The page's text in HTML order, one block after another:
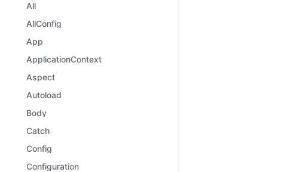
All
AllConfig
App
ApplicationContext
Aspect
Autoload
Body
Catch
Config
Configuration